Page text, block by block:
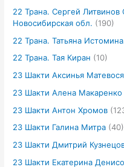
22 Трана. Сергей Литвинов
Новосибирская обл. (190)
22 Трана. Татьяна
22 Трана. Тая Киран (10)
23 Шакти Аксинья
23 Шакти Алена Макаренко
23 Шакти Антон Хромов
23 Шакти Галина Митра (40)
23 Шакти Дмитрий
23 Шакти Екатерина